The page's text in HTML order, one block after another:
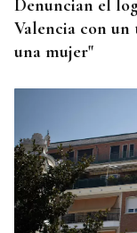
Denuncian el
Valencia con un
una mujer"